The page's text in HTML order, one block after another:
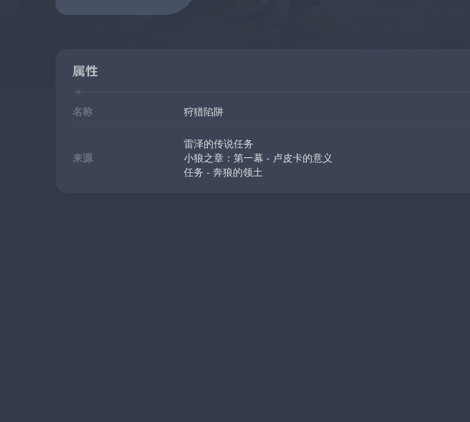
属性
名称 狩猎陷阱
来源
雷泽的传说任务
小狼之章：第一幕 - 卢皮卡的意义
任务 - 奔狼的领土